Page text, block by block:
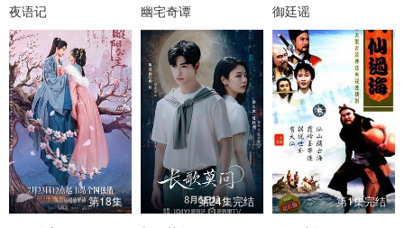
夜语记 幽宅奇谭 御廷谣
第18集 第24集完结 第1集完结